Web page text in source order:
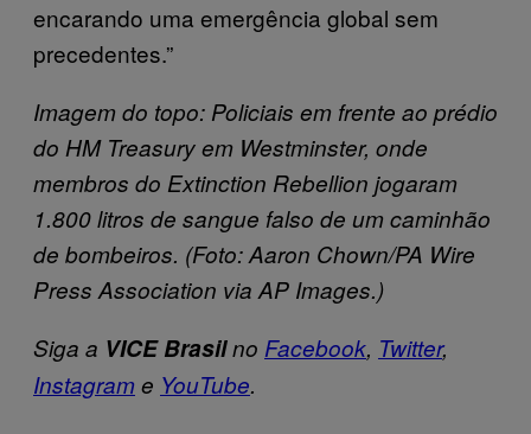
encarando uma emergência global sem
precedentes.”
Imagem do topo: Policiais em frente ao prédio
do HM Treasury em Westminster, onde
membros do Extinction Rebellion jogaram
1.800 litros de sangue falso de um caminhão
de bombeiros. (Foto: Aaron Chown/PA Wire
Press Association via AP Images.)
Siga a VICE Brasilno Facebook, Twitter,
Instagrame YouTube.